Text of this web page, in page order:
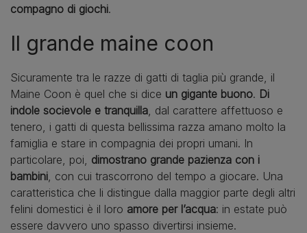
compagno di giochi.
Il grande maine coon
Sicuramente tra le razze di gatti di taglia più grande, il
Maine Coon è quel che si dice un gigante buono. Di
indole socievole e tranquilla , dal carattere affettuoso e
tenero, i gatti di questa bellissima razza amano molto la
famiglia e stare in compagnia dei propri umani. In
particolare, poi, dimostrano grande pazienza con i
bambini , con cui trascorrono del tempo a giocare. Una
caratteristica che li distingue dalla maggior parte degli altri
felini domestici è il loro amore per l’acqua: in estate può
essere davvero uno spasso divertirsi insieme.